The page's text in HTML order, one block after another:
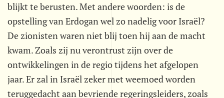
blijkt te berusten. Met andere woorden: is de
opstelling van Erdogan wel zo nadelig voor Israël?
De zionisten waren niet blij toen hij aan de macht
kwam. Zoals zij nu verontrust zijn over de
ontwikkelingen in de regio tijdens het afgelopen
jaar. Er zal in Israël zeker met weemoed worden
teruggedacht aan bevriende regeringsleiders, zoals